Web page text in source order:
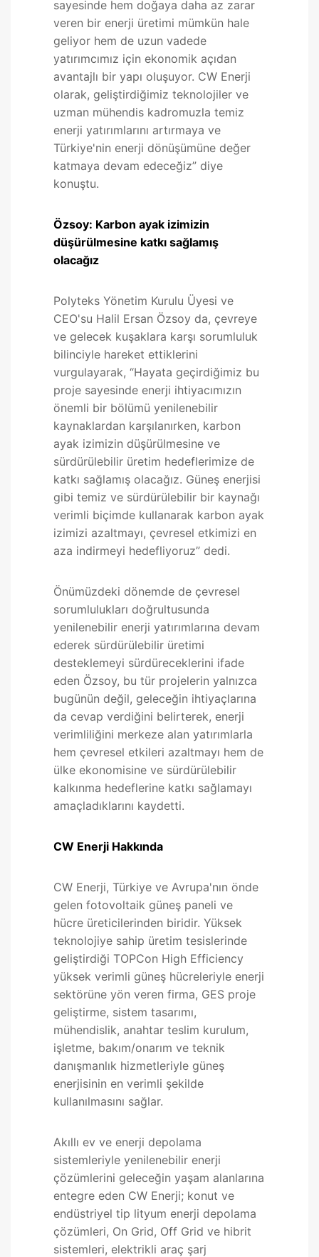
sayesinde hem doğaya daha az zarar
veren bir enerji üretimi mümkün hale
geliyor hem de uzun vadede
yatırımcımız için ekonomik açıdan
avantajlı bir yapı oluşuyor. CW Enerji
olarak, geliştirdiğimiz teknolojiler ve
uzman mühendis kadromuzla temiz
enerji yatırımlarını artırmaya ve
Türkiye'nin enerji dönüşümüne değer
katmaya devam edeceğiz” diye
konuştu.
Özsoy: Karbon ayak izimizin
düşürülmesine katkı sağlamış
olacağız
Polyteks Yönetim Kurulu Üyesi ve
CEO'su Halil Ersan Özsoy da, çevreye
ve gelecek kuşaklara karşı sorumluluk
bilinciyle hareket ettiklerini
vurgulayarak, “Hayata geçirdiğimiz bu
proje sayesinde enerji ihtiyacımızın
önemli bir bölümü yenilenebilir
kaynaklardan karşılanırken, karbon
ayak izimizin düşürülmesine ve
sürdürülebilir üretim hedeflerimize de
katkı sağlamış olacağız. Güneş enerjisi
gibi temiz ve sürdürülebilir bir kaynağı
verimli biçimde kullanarak karbon ayak
izimizi azaltmayı, çevresel etkimizi en
aza indirmeyi hedefliyoruz” dedi.
Önümüzdeki dönemde de çevresel
sorumlulukları doğrultusunda
yenilenebilir enerji yatırımlarına devam
ederek sürdürülebilir üretimi
desteklemeyi sürdüreceklerini ifade
eden Özsoy, bu tür projelerin yalnızca
bugünün değil, geleceğin ihtiyaçlarına
da cevap verdiğini belirterek, enerji
verimliliğini merkeze alan yatırımlarla
hem çevresel etkileri azaltmayı hem de
ülke ekonomisine ve sürdürülebilir
kalkınma hedeflerine katkı sağlamayı
amaçladıklarını kaydetti.
CW Enerji Hakkında
CW Enerji, Türkiye ve Avrupa'nın önde
gelen fotovoltaik güneş paneli ve
hücre üreticilerinden biridir. Yüksek
teknolojiye sahip üretim tesislerinde
geliştirdiği TOPCon High Efficiency
yüksek verimli güneş hücreleriyle enerji
sektörüne yön veren firma, GES proje
geliştirme, sistem tasarımı,
mühendislik, anahtar teslim kurulum,
işletme, bakım/onarım ve teknik
danışmanlık hizmetleriyle güneş
enerjisinin en verimli şekilde
kullanılmasını sağlar.
Akıllı ev ve enerji depolama
sistemleriyle yenilenebilir enerji
çözümlerini geleceğin yaşam alanlarına
entegre eden CW Enerji; konut ve
endüstriyel tip lityum enerji depolama
çözümleri, On Grid, Off Grid ve hibrit
sistemleri, elektrikli araç şarj